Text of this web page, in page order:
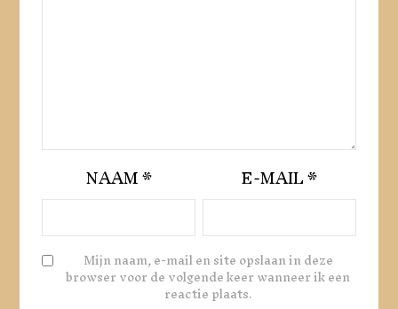
NAAM* E-MAIL*
Mijn naam, e-mail en site opslaan in deze
browser voor de volgende keer wanneer ik een
reactie plaats.